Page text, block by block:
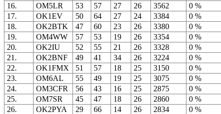
16.
OM5LR 53 57 27 26 3562
0 %
17.
OK1EV 50 64 27 24 3384
0 %
18.
OK2BTK 47 60 23 26 3380
0 %
19.
OM4WW 57 53 19 26 3354
0 %
20.
OK2IU 52 55 21 26 3328
0 %
21.
OK2BNF 49 41 34 26 3224
0 %
22.
OK1FMX 51 57 18 25 3150
0 %
23.
OM6AL 55 49 19 25 3075
0 %
24.
OM3CFR 56 43 16 25 2875
0 %
25.
OM7SR 45 47 18 26 2860
0 %
26.
OK2PYA 29 66 14 26 2834
0 %